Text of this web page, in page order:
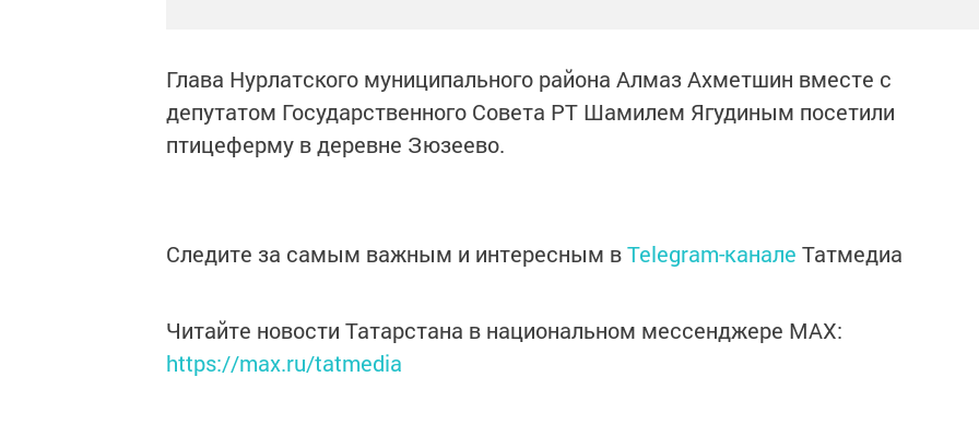
Глава Нурлатского муниципального района Алмаз Ахметшин вместе с
депутатом Государственного Совета РТ Шамилем Ягудиным посетили
птицеферму в деревне Зюзеево.
Следите за самым важным и интересным вTelegram-канале Татмедиа
Читайте новости Татарстана в национальном мессенджере MАХ:
https://max.ru/tatmedia